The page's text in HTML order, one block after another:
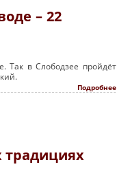
– 22
Так в Слободзее пройдёт
Подробнее